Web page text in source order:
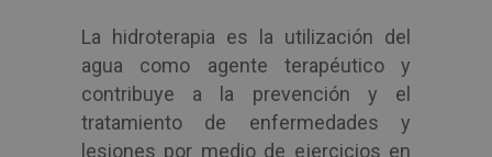
La hidroterapia es la utilización del
agua como agente terapéutico y
contribuye a la prevención y el
tratamiento de enfermedades y
lesiones por medio de ejercicios en